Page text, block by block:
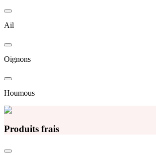
Ail
Oignons
Houmous
Produits frais